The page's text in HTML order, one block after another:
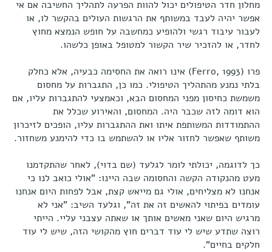
מחלון חדר הטיפולים יכול להוות הפרעה לתהליך החשיבה אם אי
אפשר יהיה לעבד במשותף את הרגשות העולים בהקשר לו, או
לעבור עיבוד רגשי ולהופיע כמחשבה על חופש הנמצא מחוץ
לחדר, או להזכיר שיר הקשור למטופל באופן כלשהו.
פרו (Ferro, 1993) אינו רואה את החסימה כבעיה, אלא כחלק
בלתי נמנע מהתהליך הטיפולי. כמו כן, התגברות על מחסום
משמשת כחיסון מפני המחסום הבא, וכאמצעי להתגברות עליו, אם
הוא דומה לזה שכבר היה. המחסום, והאירוע שכלל את
ההתמודדות המשותפת איתו ואת ההתגברות עליו, הופכים לזיכרון
משותף שאפשר לחזור אליו או להשתמש בו כדי להימנע משחזור.
כך לדוגמה, יכולתי לומר לגלעד (שם בדוי), לאחר שהתקדמנו
מעט מהנקודה הקשה והחסומה שבה היינו: "אולי כואב לנו כי
אנחנו לא מצליחים, אולי גם מייאש קצת, אבל לפחות היום אנחנו
עומדים בפיתוי להאשים זה את זה", וגלעד השיב: "אני לא
מרגיש היום שאני מאשים אותך או שאתה עצבני עליי. הייתי
רוצה שתדע שיש לי עוד דברים חוץ מהקושי הזה, שיש לי עוד
חלקים בחיים".